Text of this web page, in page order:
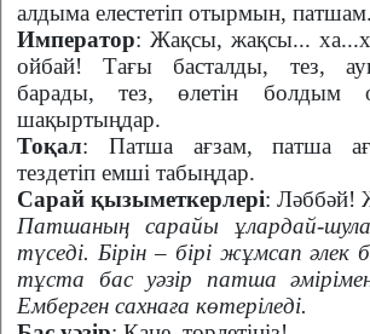
алдыма елестетіп отырмын, патшам.
Император: Жақсы, жақсы...
ойбай! Тағы басталды, тез,
барады, тез, өлетін болдым
шақыртыңдар.
Тоқал: Патша ағзам, патша
тездетіп емші табыңдар.
Сарай қызыметкерлері: Ләббәй!
Патшаның сарайы ұлардай-
түседі. Бірін – бірі жұмсап әлек
тұста бас уәзір патша
Емберген сахнаға көтеріледі.